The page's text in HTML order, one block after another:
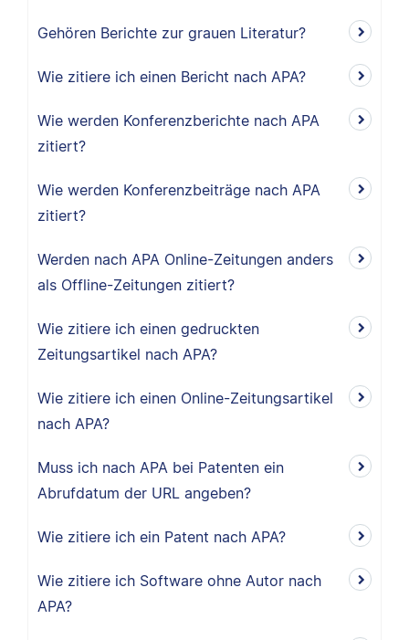
Gehören Berichte zur grauen Literatur?
Wie zitiere ich einen Bericht nach APA?
Wie werden Konferenzberichte nach APA
zitiert?
Wie werden Konferenzbeiträge nach APA
zitiert?
Werden nach APA Online-Zeitungen anders
als Offline-Zeitungen zitiert?
Wie zitiere ich einen gedruckten
Zeitungsartikel nach APA?
Wie zitiere ich einen Online-Zeitungsartikel
nach APA?
Muss ich nach APA bei Patenten ein
Abrufdatum der URL angeben?
Wie zitiere ich ein Patent nach APA?
Wie zitiere ich Software ohne Autor nach
APA?